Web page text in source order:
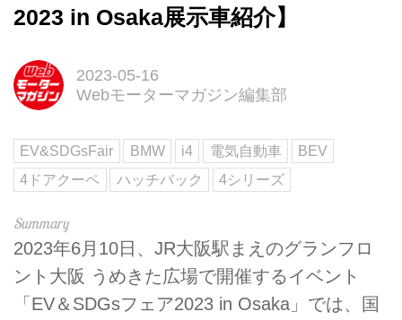
2023 in Osaka展示車紹介】
2023-05-16
Webモーターマガジン編集部
EV&SDGsFair BMW i4 電気自動車
BEV
4ドアクーペ
ハッチバック 4シリーズ
2023年6月10日、JR大阪駅まえのグランフロ
ント大阪 うめきた広場で開催するイベント
「EV＆SDGsフェア2023 in Osaka」では、国